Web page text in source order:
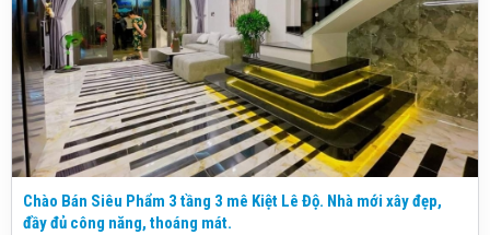
Chào Bán Siêu Phẩm 3 tầng 3 mê Kiệt Lê Độ. Nhà mới xây đẹp,
đầy đủ công năng, thoáng mát.